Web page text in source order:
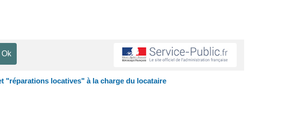
"réparations locatives" à la charge du locataire